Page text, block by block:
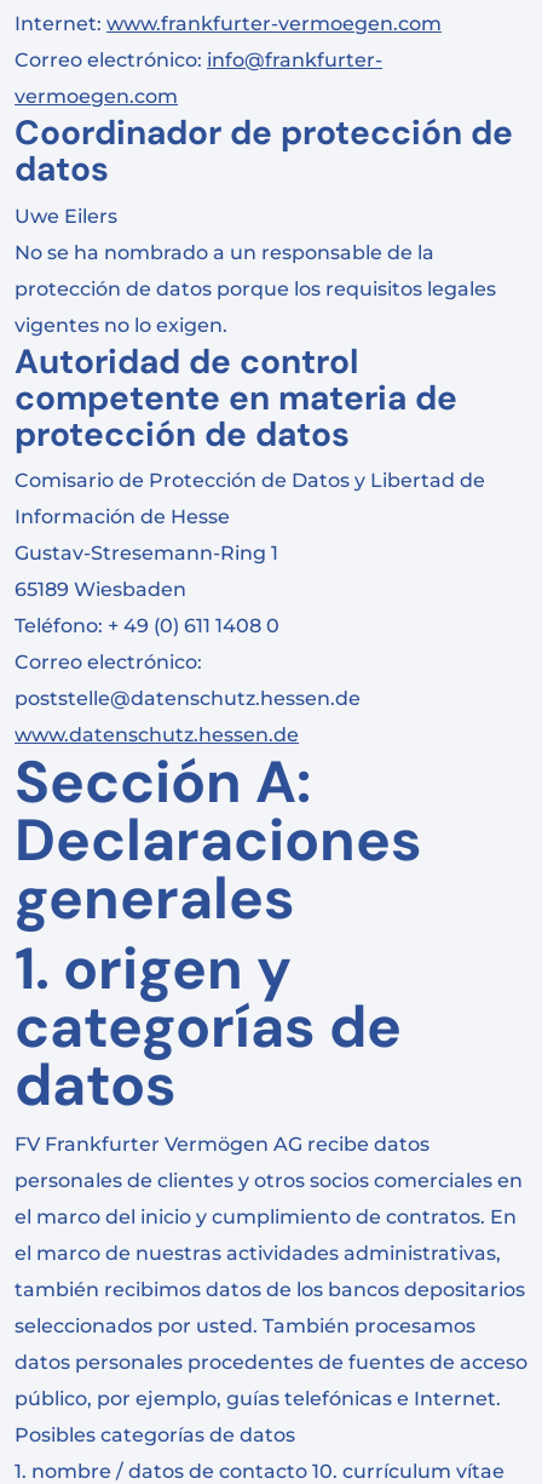
Internet: www.frankfurter-vermoegen.com
Correo electrónico: info@frankfurter-
vermoegen.com
Coordinador de protección de
datos
Uwe Eilers
No se ha nombrado a un responsable de la
protección de datos porque los requisitos legales
vigentes no lo exigen.
Autoridad de control
competente en materia de
protección de datos
Comisario de Protección de Datos y Libertad de
Información de Hesse
Gustav-Stresemann-Ring 1
65189 Wiesbaden
Teléfono: + 49 (0) 611 1408 0
Correo electrónico:
poststelle@datenschutz.hessen.de
www.datenschutz.hessen.de
Sección A:
Declaraciones
generales
1. origen y
categorías de
datos
FV Frankfurter Vermögen AG recibe datos
personales de clientes y otros socios comerciales en
el marco del inicio y cumplimiento de contratos. En
el marco de nuestras actividades administrativas,
también recibimos datos de los bancos depositarios
seleccionados por usted. También procesamos
datos personales procedentes de fuentes de acceso
público, por ejemplo, guías telefónicas e Internet.
Posibles categorías de datos
1. nombre / datos de contacto 10. currículum vítae